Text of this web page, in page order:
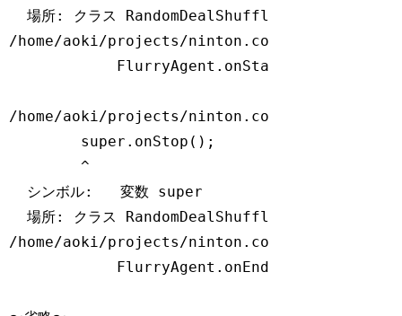
  場所: クラス RandomDealShuffleActivity
/home/aoki/projects/ninton.co.jp/
            FlurryAgent.onStartSession(
/home/aoki/projects/ninton.co.jp/
super .onStop();
        ^
  シンボル:   変数
super
  場所: クラス RandomDealShuffleActivity
/home/aoki/projects/ninton.co.jp/
            FlurryAgent.onEndSession(